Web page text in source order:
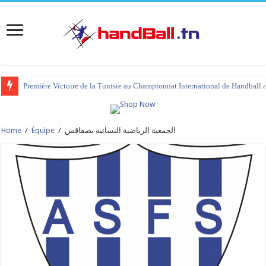
Première Victoire de la Tunisie au Championnat International de Handball
Home / Équipe / الجمعية الرياضية النسائية بصفاقس